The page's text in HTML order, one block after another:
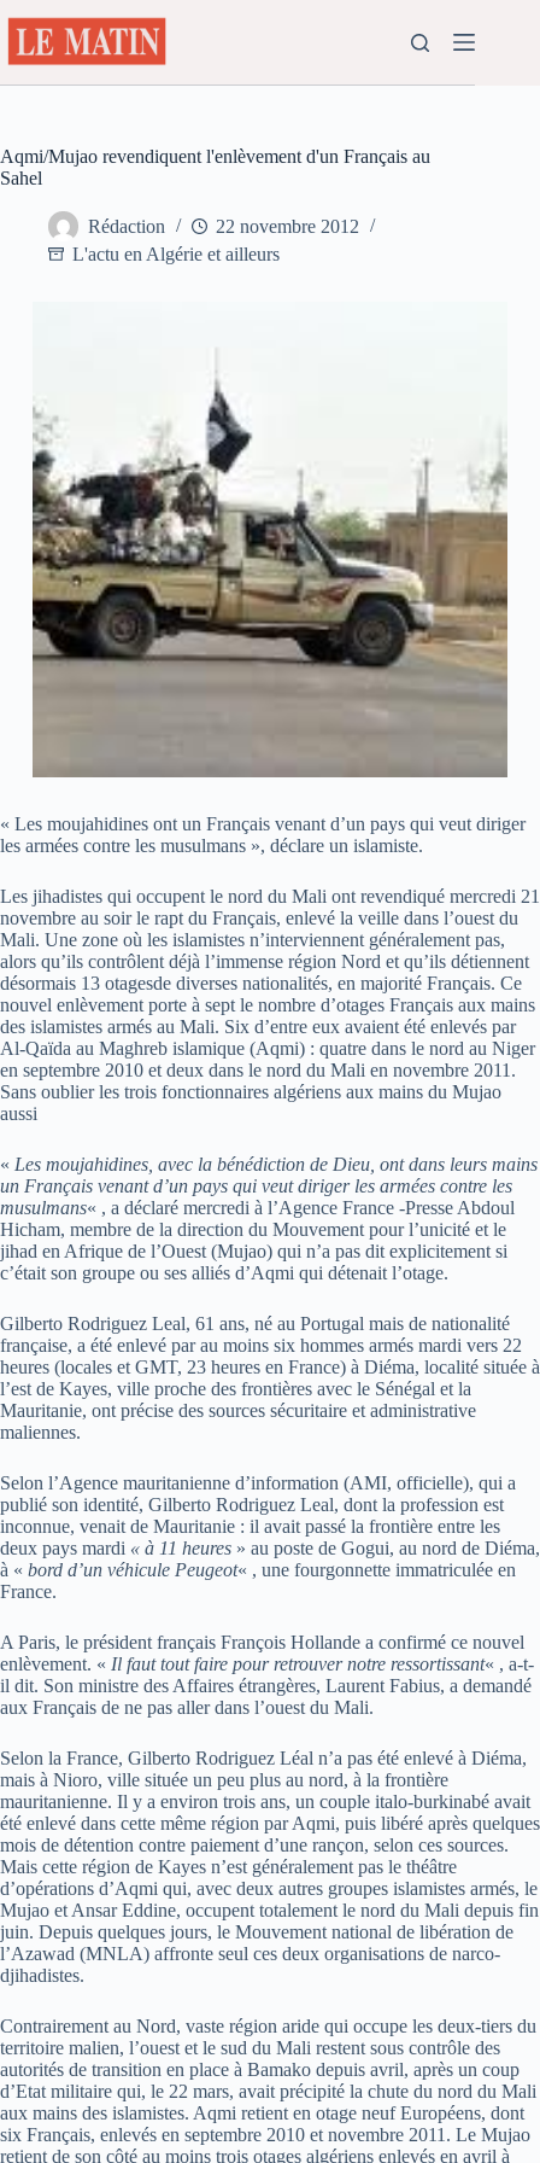
au
contenu
Aqmi/Mujao revendiquent l'enlèvement d'un Français au
Sahel
Rédaction
22 novembre 2012
L'actu en Algérie et ailleurs
« Les moujahidines ont un Français venant d’un pays qui veut diriger
les armées contre les musulmans », déclare un islamiste.
Les jihadistes qui occupent le nord du Mali ont revendiqué mercredi 21
novembre au soir le rapt du Français, enlevé la veille dans l’ouest du
Mali. Une zone où les islamistes n’interviennent généralement pas,
alors qu’ils contrôlent déjà l’immense région Nord et qu’ils détiennent
désormais 13 otagesde diverses nationalités, en majorité Français. Ce
nouvel enlèvement porte à sept le nombre d’otages Français aux mains
des islamistes armés au Mali. Six d’entre eux avaient été enlevés par
Al-Qaïda au Maghreb islamique (Aqmi) : quatre dans le nord au Niger
en septembre 2010 et deux dans le nord du Mali en novembre 2011.
Sans oublier les trois fonctionnaires algériens aux mains du Mujao
aussi
« Les moujahidines, avec la bénédiction de Dieu, ont dans leurs mains
un Français venant d’un pays qui veut diriger les armées contre les
musulmans« , a déclaré mercredi à l’Agence France -Presse Abdoul
Hicham, membre de la direction du Mouvement pour l’unicité et le
jihad en Afrique de l’Ouest (Mujao) qui n’a pas dit explicitement si
c’était son groupe ou ses alliés d’Aqmi qui détenait l’otage.
Gilberto Rodriguez Leal, 61 ans, né au Portugal mais de nationalité
française, a été enlevé par au moins six hommes armés mardi vers 22
heures (locales et GMT, 23 heures en France) à Diéma, localité située à
l’est de Kayes, ville proche des frontières avec le Sénégal et la
Mauritanie, ont précise des sources sécuritaire et administrative
maliennes.
Selon l’Agence mauritanienne d’information (AMI, officielle), qui a
publié son identité, Gilberto Rodriguez Leal, dont la profession est
inconnue, venait de Mauritanie : il avait passé la frontière entre les
deux pays mardi « à 11 heures » au poste de Gogui, au nord de Diéma,
à « bord d’un véhicule Peugeot« , une fourgonnette immatriculée en
France.
A Paris, le président français François Hollande a confirmé ce nouvel
enlèvement. « Il faut tout faire pour retrouver notre ressortissant« , a-t-
il dit. Son ministre des Affaires étrangères, Laurent Fabius, a demandé
aux Français de ne pas aller dans l’ouest du Mali.
Selon la France, Gilberto Rodriguez Léal n’a pas été enlevé à Diéma,
mais à Nioro, ville située un peu plus au nord, à la frontière
mauritanienne. Il y a environ trois ans, un couple italo-burkinabé avait
été enlevé dans cette même région par Aqmi, puis libéré après quelques
mois de détention contre paiement d’une rançon, selon ces sources.
Mais cette région de Kayes n’est généralement pas le théâtre
d’opérations d’Aqmi qui, avec deux autres groupes islamistes armés, le
Mujao et Ansar Eddine, occupent totalement le nord du Mali depuis fin
juin. Depuis quelques jours, le Mouvement national de libération de
l’Azawad (MNLA) affronte seul ces deux organisations de narco-
djihadistes.
Contrairement au Nord, vaste région aride qui occupe les deux-tiers du
territoire malien, l’ouest et le sud du Mali restent sous contrôle des
autorités de transition en place à Bamako depuis avril, après un coup
d’Etat militaire qui, le 22 mars, avait précipité la chute du nord du Mali
aux mains des islamistes. Aqmi retient en otage neuf Européens, dont
six Français, enlevés en septembre 2010 et novembre 2011. Le Mujao
retient de son côté au moins trois otages algériens enlevés en avril à